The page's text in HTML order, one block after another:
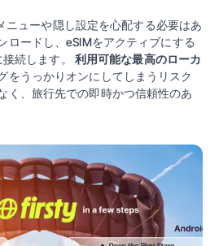
ニューや隠し設定を心配する必要はあ
ロードし、eSIMをアクティブにする
続します。 利用可能な最高のローカ
をうっかりオンにしてしまうリスク
く、旅行先での即時かつ信頼性のあ